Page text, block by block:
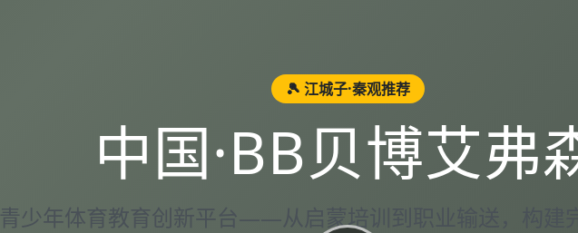
🎾 江城子·秦观推荐
中国·BB贝博艾弗
青少年体育教育创新平台——从启蒙培训到职业输送，构建